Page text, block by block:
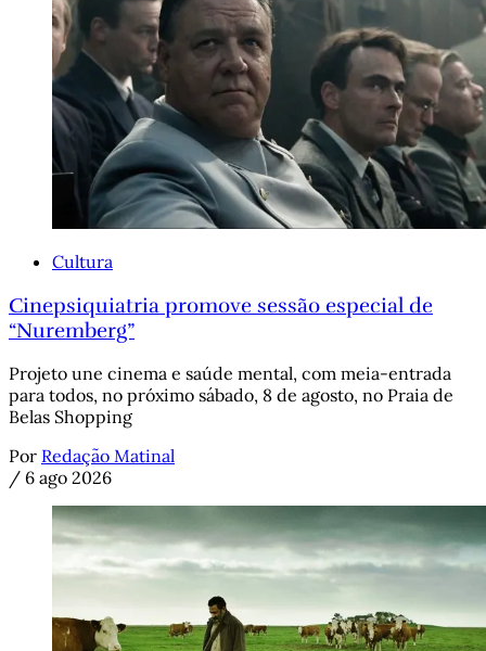
Cultura
Cinepsiquiatria promove sessão especial de
“Nuremberg”
Projeto une cinema e saúde mental, com meia-entrada
para todos, no próximo sábado, 8 de agosto, no Praia de
Belas Shopping
Por Redação Matinal
/ 6 ago 2026